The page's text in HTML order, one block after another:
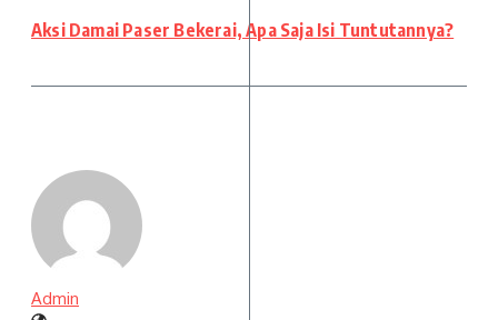
Aksi Damai Paser Bekerai, Apa Saja Isi Tuntutannya?
Admin